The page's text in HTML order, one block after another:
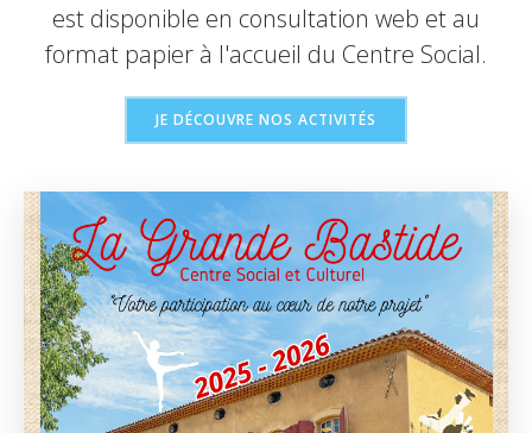
est disponible en consultation web et au
format papier à l'accueil du Centre Social.
JE DÉCOUVRE NOS ACTIVITÉS